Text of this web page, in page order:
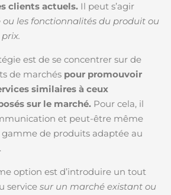
clients actuels. Il peut s’agir
ou les fonctionnalités du produit ou
est de se concentrer sur de
de marchés pour promouvoir
similaires à ceux
sur le marché. Pour cela, il
et peut-être même
de produits adaptée au
option est d’introduire un tout
service sur un marché existant ou